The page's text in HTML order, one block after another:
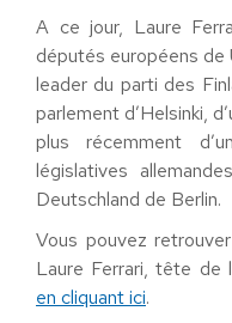
A ce jour, Laure
députés européens de
leader du parti des
parlement d’Helsinki,
plus récemment
législatives
Deutschland de Berlin.
Vous pouvez
Laure Ferrari, tête de
en cliquant ici.